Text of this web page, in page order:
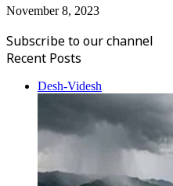
November 8, 2023
Subscribe to our channel
Recent Posts
Desh-Videsh